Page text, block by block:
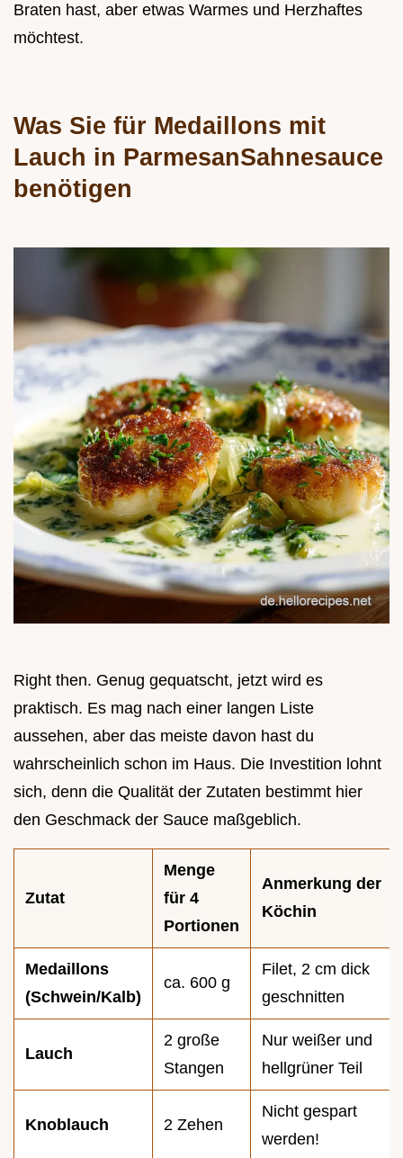
Braten hast, aber etwas Warmes und Herzhaftes
möchtest.
Was Sie für Medaillons mit
Lauch in ParmesanSahnesauce
benötigen
Right then. Genug gequatscht, jetzt wird es
praktisch. Es mag nach einer langen Liste
aussehen, aber das meiste davon hast du
wahrscheinlich schon im Haus. Die Investition lohnt
sich, denn die Qualität der Zutaten bestimmt hier
den Geschmack der Sauce maßgeblich.
Zutat
Menge
für 4
Portionen
Anmerkung der
Köchin
Medaillons
(Schwein/Kalb)
ca. 600 g
Filet, 2 cm dick
geschnitten
Lauch
2 große
Stangen
Nur weißer und
hellgrüner Teil
Knoblauch 2 Zehen
Nicht gespart
werden!